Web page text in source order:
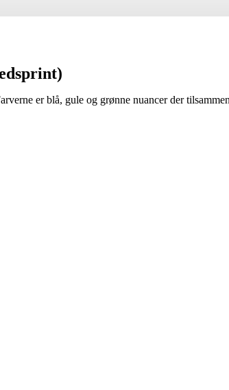
er blå, gule og grønne nuancer der